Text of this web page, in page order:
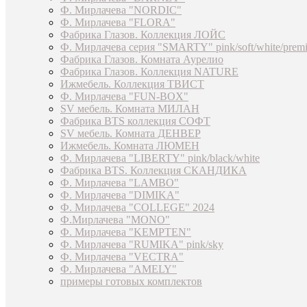
Ф. Мирлачева "NORDIC"
Ф. Мирлачева "FLORA"
Фабрика Глазов. Коллекция ЛОЙС
Ф. Мирлачева серия "SMARTY" pink/soft/white/
Фабрика Глазов. Комната Аурелио
Фабрика Глазов. Коллекция NATURE
Ижмебель. Коллекция ТВИСТ
Ф. Мирлачева "FUN-BOX"
SV мебель. Комната МИЛАН
Фабрика BTS коллекция СОФТ
SV мебель. Комната ДЕНВЕР
Ижмебель. Комната ЛЮМЕН
Ф. Мирлачева "LIBERTY" pink/black/white
Фабрика BTS. Коллекция СКАНДИКА
Ф. Мирлачева "LAMBO"
Ф. Мирлачева "DIMIKA"
Ф. Мирлачева "COLLEGE" 2024
Ф.Мирлачева "MONO"
Ф. Мирлачева "KEMPTEN"
Ф. Мирлачева "RUMIKA" pink/sky
Ф. Мирлачева "VECTRA"
Ф. Мирлачева "AMELY"
примеры готовых комплектов